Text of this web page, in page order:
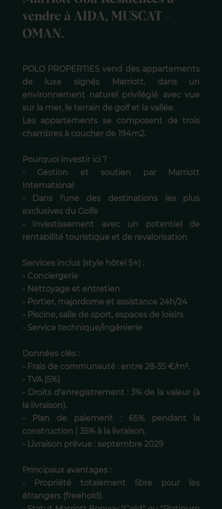
vendre à AIDA, MUSCAT -
OMAN.
POLO PROPERTIES vend des appartements
de luxe signés Marriott, dans un
environnement naturel privilégié avec vue
sur la mer, le terrain de golf et la vallée.
Les appartements se composent de trois
chambres à coucher de 194m2.
Pourquoi investir ici ?
- Gestion et soutien par Marriott
International
- Dans l'une des destinations les plus
exclusives du Golfe
- Investissement avec un potentiel de
rentabilité touristique et de revalorisation
Services inclus (style hôtel 5⭐) :
- Conciergerie
- Nettoyage et entretien
- Portier, majordome et assistance 24h/24
- Piscine, salle de sport, espaces de loisirs
- Service technique/ingénierie
Données clés :
- Frais de communauté : entre 28-35 €/m².
- TVA (5%).
- Droits d'enregistrement : 3% de la valeur (à
la livraison).
- Plan de paiement : 65% pendant la
construction | 35% à la livraison.
- Livraison prévue : septembre 2029
Principaux avantages :
- Propriété totalement libre pour les
étrangers (freehold).